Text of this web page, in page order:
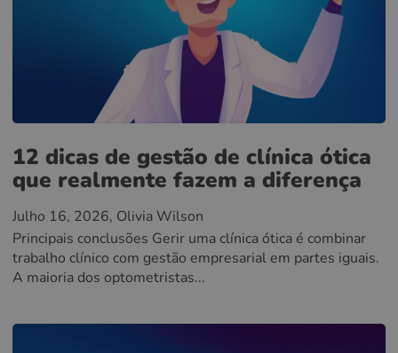
12 dicas de gestão de clínica ótica
que realmente fazem a diferença
Julho 16, 2026, Olivia Wilson
Principais conclusões Gerir uma clínica ótica é combinar
trabalho clínico com gestão empresarial em partes iguais.
A maioria dos optometristas...